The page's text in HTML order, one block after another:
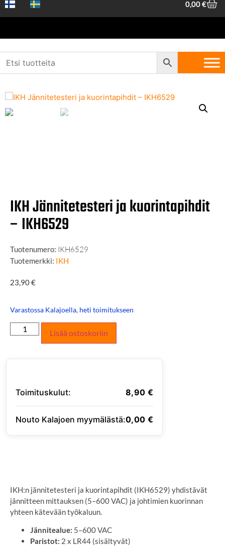
0,00€
Etusivu Koneet ja työkalut
/ IKH
IKH Jännitetesteri ja kuorintapihdit
– IKH6529​
Tuotenumero: IKH6529
Tuotemerkki: IKH
23,90€
Varastossa Kalajoella, heti toimitukseen
Lisää ostoskoriin
Toimituskulut: 8,90 €
Nouto Kalajoen myymälästä:0,00 €
IKH:n jännitetesteri ja kuorintapihdit (IKH6529) yhdistävät
jännitteen mittauksen (5–600 VAC) ja johtimien kuorinnan
yhteen kätevään työkaluun.
Jännitealue: 5–600 VAC
Paristot: 2 x LR44 (sisältyvät)